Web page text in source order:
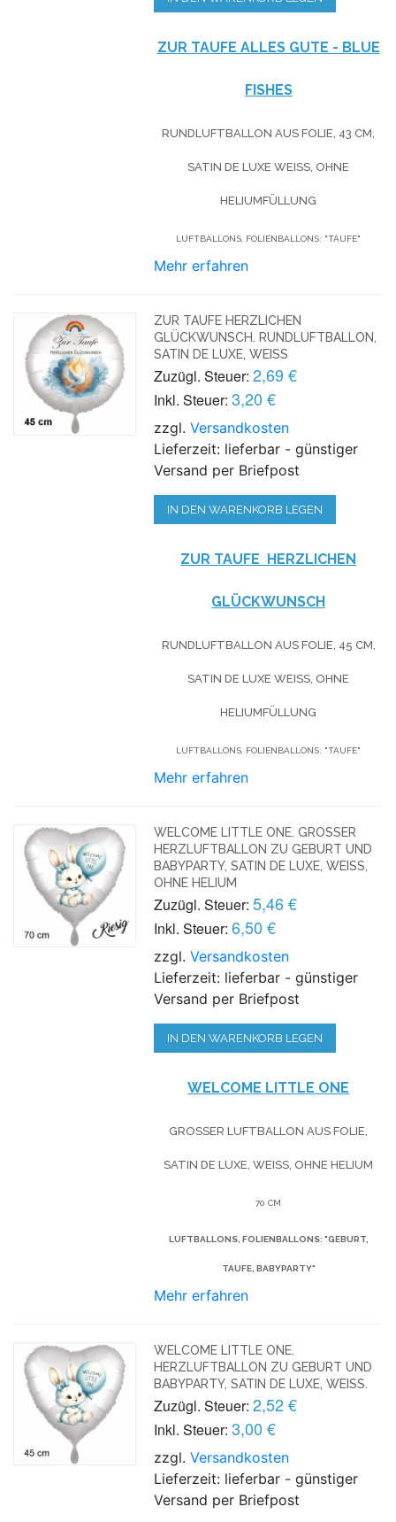
ZUR TAUFE ALLES GUTE - BLUE
FISHES
RUNDLUFTBALLON AUS FOLIE, 43 CM,
SATIN DE LUXE WEISS, OHNE H
ELIUMFÜLLUNG
LUFTBALLONS, FOLIENBALLONS: "TAUFE"
Mehr erfahren
ZUR TAUFE HERZLICHEN
GLÜCKWUNSCH. RUNDLUFTBALLON,
SATIN DE LUXE, WEISS
Zuzügl. Steuer: 2,69 €
Inkl. Steuer: 3,20 €
zzgl.Versandkosten
Lieferzeit: lieferbar - günstiger
Versand per Briefpost
IN DEN WARENKORB LEGEN
ZUR TAUFE HERZLICHEN
GLÜCKWUNSCH
RUNDLUFTBALLON AUS FOLIE, 45 CM,
SATIN DE LUXE WEISS, OHNE H
ELIUMFÜLLUNG
LUFTBALLONS, FOLIENBALLONS: "TAUFE"
Mehr erfahren
WELCOME LITTLE ONE. GROSSER H
ERZLUFTBALLON ZU GEBURT UND B
ABYPARTY, SATIN DE LUXE, WEISS, OH
NE HELIUM
Zuzügl. Steuer: 5,46 €
Inkl. Steuer: 6,50 €
zzgl.Versandkosten
Lieferzeit: lieferbar - günstiger
Versand per Briefpost
IN DEN WARENKORB LEGEN
WELCOME LITTLE ONE
GROSSER LUFTBALLON AUS FOLIE, S
ATIN DE LUXE, WEISS, OHNE HELIUM
70 CM
LUFTBALLONS, FOLIENBALLONS: "GEBURT,
TAUFE, BABYPARTY"
Mehr erfahren
WELCOME LITTLE ONE.
HERZLUFTBALLON ZU GEBURT UND
BABYPARTY, SATIN DE LUXE, WEISS.
Zuzügl. Steuer: 2,52 €
Inkl. Steuer: 3,00 €
zzgl.Versandkosten
Lieferzeit: lieferbar - günstiger
Versand per Briefpost